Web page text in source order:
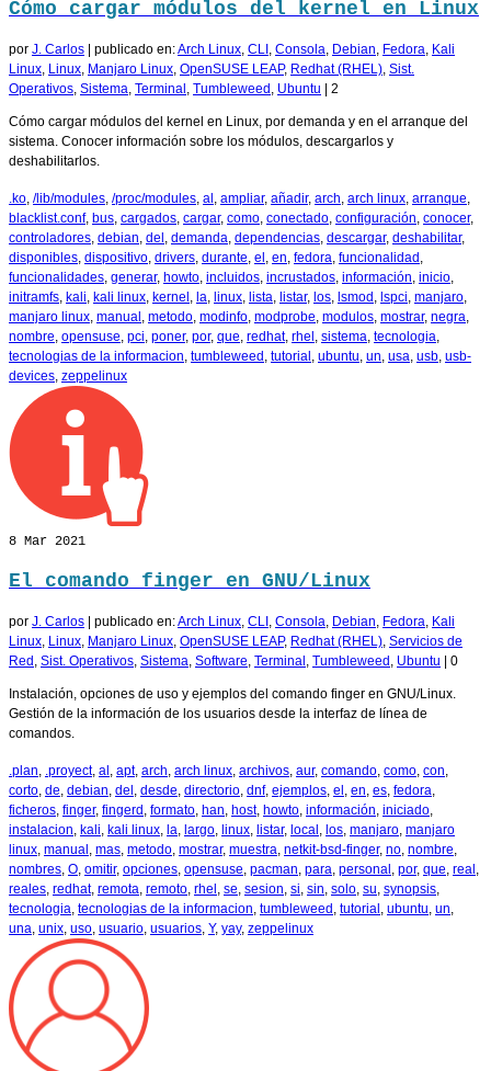
Cómo cargar módulos del kernel en Linux
por J. Carlos publicado en:Arch Linux, CLI , Consola, Debian, Fedora, Kali
Linux, Linux, Manjaro Linux, OpenSUSE LEAP, Redhat (RHEL), Sist.
Operativos, Sistema, Terminal , Tumbleweed , Ubuntu 2
Cómo cargar módulos del kernel en Linux, por demanda y en el arranque del
sistema. Conocer información sobre los módulos, descargarlos y
deshabilitarlos.
.ko, /lib/modules, /proc/modules, al , ampliar, añadir, arch, arch linux, arranque,
blacklist.conf, bus, cargados, cargar, como, conectado, configuración, conocer,
controladores, debian, del , demanda, dependencias, descargar, deshabilitar,
disponibles, dispositivo, drivers, durante, el , en, fedora, funcionalidad ,
funcionalidades, generar, howto, incluidos, incrustados, información, inicio,
initramfs, kali, kali linux, kernel , la, linux, lista, listar, los, lsmod , lspci, manjaro,
manjaro linux, manual , metodo, modinfo, modprobe, modulos, mostrar, negra,
nombre, opensuse, pci, poner, por, que, redhat, rhel , sistema, tecnologia,
tecnologias de la informacion, tumbleweed , tutorial , ubuntu, un, usa, usb, usb-
devices, zeppelinux
8 Mar 2021
El comando finger en GNU/Linux
por J. Carlos publicado en:Arch Linux, CLI , Consola, Debian, Fedora, Kali
Linux, Linux, Manjaro Linux, OpenSUSE LEAP, Redhat (RHEL), Servicios de
Red , Sist. Operativos, Sistema, Software, Terminal , Tumbleweed , Ubuntu 0
Instalación, opciones de uso y ejemplos del comando finger en GNU/Linux.
Gestión de la información de los usuarios desde la interfaz de línea de
comandos.
.plan, .proyect, al , apt, arch, arch linux, archivos, aur, comando, como, con,
corto, de, debian, del , desde, directorio, dnf, ejemplos, el , en, es, fedora,
ficheros, finger, fingerd , formato, han, host, howto, información, iniciado,
instalacion, kali, kali linux, la, largo, linux, listar, local , los, manjaro, manjaro
linux, manual , mas, metodo, mostrar, muestra, netkit-bsd-finger, no, nombre,
nombres, O, omitir, opciones, opensuse, pacman, para, personal , por, que, real ,
reales, redhat, remota, remoto, rhel , se, sesion, si, sin, solo, su, synopsis,
tecnologia, tecnologias de la informacion, tumbleweed , tutorial , ubuntu, un,
una, unix, uso, usuario, usuarios, Y, yay, zeppelinux